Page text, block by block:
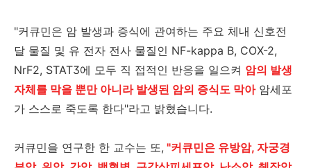
"커큐민은 암 발생과 증식에 관여하는 주요 체내 신호전
달 물질 및 유 전자 전사 물질인 NF-kappa B, COX-2,
NrF2, STAT3에 모두 직 접적인 반응을 일으켜 암의 발생
자체를 막을 뿐만 아니라 발생된 암의 증식도 막아 암세포
가 스스로 죽도록 한다"라고 밝혔습니다.
커큐민을 연구한 한 교수는 또, "커큐민은 유방암, 자궁경